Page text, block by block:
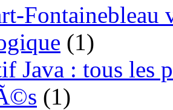
Fontainebleau
(1)
Java : tous les
(1)